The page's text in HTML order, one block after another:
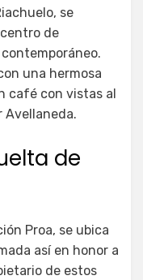
se
de
una hermosa
café con vistas al
Avellaneda.
de
Proa, se ubica
así en honor a
de estos